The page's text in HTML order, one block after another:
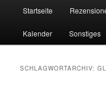
Startseite
Kalender Sonstiges
SCHLAGWORTARCHIV: